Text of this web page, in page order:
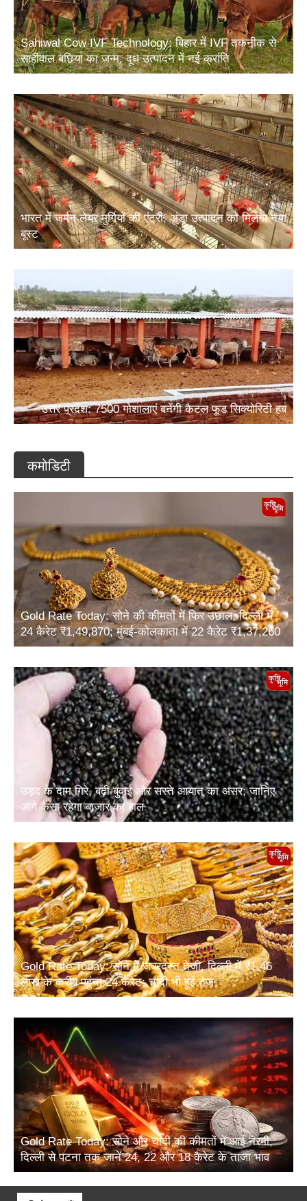
Sahiwal Cow IVF Technology: बिहार में IVF तकनीक से
साहीवाल बछिया का जन्म, दूध उत्पादन में नई क्रांति
भारत में जर्मन लेयर मुर्गियों की एंट्री, अंडा उत्पादन को मिलेगा नया
बूस्ट
उत्तर प्रदेश: 7500 गोशालाएं बनेंगी कैटल फूड सिक्योरिटी हब
कमोडिटी
Gold Rate Today: सोने की कीमतों में फिर उछाल, दिल्ली में
24 कैरेट ₹1,49,870; मुंबई-कोलकाता में 22 कैरेट ₹1,37,260
उड़द के दाम गिरे, बढ़ी बुवाई और सस्ते आयात का असर; जानिए
आगे कैसा रहेगा बाजार का हाल
Gold Rate Today: सोने में जबरदस्त तेजी, दिल्ली में ₹1.46
लाख के करीब पहुंचा 24 कैरेट; चांदी भी हुई तेज
Gold Rate Today: सोने और चांदी की कीमतों में आई नरमी,
दिल्ली से पटना तक जानें 24, 22 और 18 कैरेट के ताजा भाव
विशेषताएँ